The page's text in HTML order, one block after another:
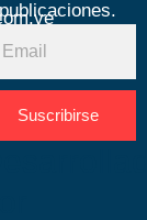
publicaciones.
Suscribirse